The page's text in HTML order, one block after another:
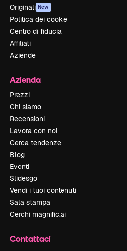
Originali New
Politica dei cookie
Centro di fiducia
Affiliati
Aziende
Azienda
Prezzi
Chi siamo
Recensioni
Lavora con noi
Cerca tendenze
Blog
Eventi
Slidesgo
Vendi i tuoi contenuti
Sala stampa
Cerchi magnific.ai
Contattaci